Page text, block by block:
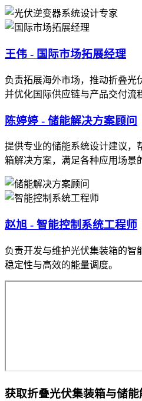
王伟 - 国际市场拓展经理
负责拓展海外市场，推动折叠光
并优化国际供应链与产品交付流
陈婷婷 - 储能解决方案顾问
提供专业的储能系统设计建议，
箱解决方案，满足各种应用场景
赵旭 - 智能控制系统工程师
负责开发与维护光伏集装箱的智
稳定性与高效的能量调度。
获取折叠光伏集装箱与储